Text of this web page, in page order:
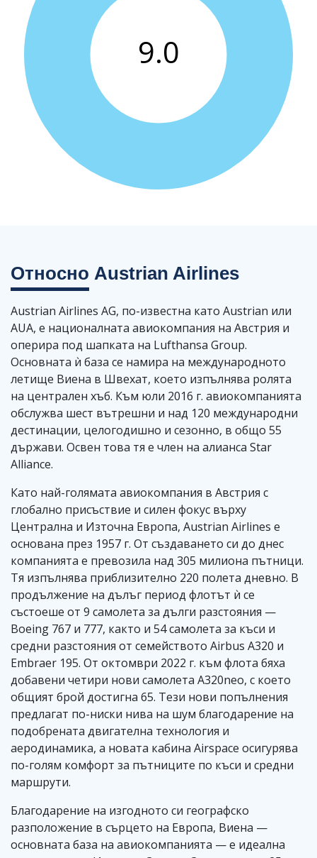
Относно Austrian Airlines
Austrian Airlines AG, по-известна като Austrian или
AUA, е националната авиокомпания на Австрия и
оперира под шапката на Lufthansa Group.
Основната ѝ база се намира на международното
летище Виена в Швехат, което изпълнява ролята
на централен хъб. Към юли 2016 г. авиокомпанията
обслужва шест вътрешни и над 120 международни
дестинации, целогодишно и сезонно, в общо 55
държави. Освен това тя е член на алианса Star
Alliance.
Като най-голямата авиокомпания в Австрия с
глобално присъствие и силен фокус върху
Централна и Източна Европа, Austrian Airlines е
основана през 1957 г. От създаването си до днес
компанията е превозила над 305 милиона пътници.
Тя изпълнява приблизително 220 полета дневно. В
продължение на дълъг период флотът ѝ се
състоеше от 9 самолета за дълги разстояния —
Boeing 767 и 777, както и 54 самолета за къси и
средни разстояния от семейството Airbus A320 и
Embraer 195. От октомври 2022 г. към флота бяха
добавени четири нови самолета A320neo, с което
общият брой достигна 65. Тези нови попълнения
предлагат по-ниски нива на шум благодарение на
подобрената двигателна технология и
аеродинамика, а новата кабина Airspace осигурява
по-голям комфорт за пътниците по къси и средни
маршрути.
Благодарение на изгодното си географско
разположение в сърцето на Европа, Виена —
основната база на авиокомпанията — е идеална